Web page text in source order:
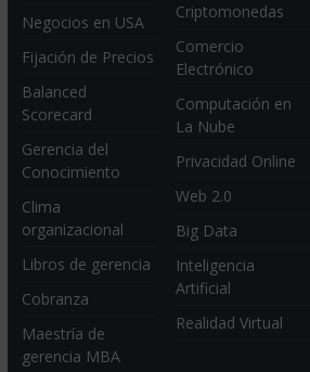
Negocios en USA
Fijación de Precios
Balanced
Scorecard
Gerencia del
Conocimiento
Clima
organizacional
Libros de gerencia
Cobranza
Maestría de
gerencia MBA
Criptomonedas
Comercio
Electrónico
Computación en
La Nube
Privacidad Online
Web 2.0
Big Data
Inteligencia
Artificial
Realidad Virtual